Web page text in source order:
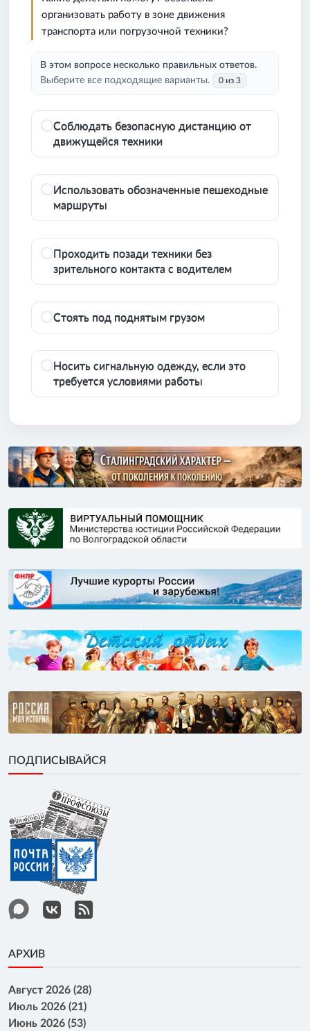
организовать работу в зоне движения
транспорта или погрузочной техники?
В этом вопросе несколько правильных ответов.
Выберите все подходящие варианты.
0 из 3
Соблюдать безопасную дистанцию от
движущейся техники
Использовать обозначенные пешеходные
маршруты
Проходить позади техники без
зрительного контакта с водителем
Стоять под поднятым грузом
Носить сигнальную одежду, если это
требуется условиями работы
ПОДПИСЫВАЙСЯ
АРХИВ
Август 2026 (28)
Июль 2026 (21)
Июнь 2026 (53)